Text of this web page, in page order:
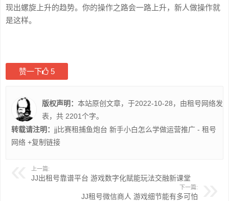
现出螺旋上升的趋势。你的操作之路会一路上升，新人做操作就
是这样。
赞一下 5
版权声明： 本站原创文章，于2022-10-28，由租号网络发
表，共 2201个字。
转载请注明： jj比赛租捕鱼炮台 新手小白怎么学做运营推广 - 租号
网络 +复制链接
上一篇:
JJ出租号靠谱平台 游戏数字化赋能玩法交融新课堂
下一篇:
JJ租号微信商人 游戏细节能有多可怕